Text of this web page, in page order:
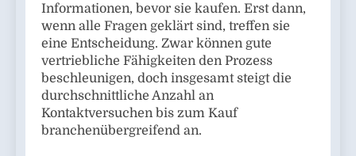
Informationen, bevor sie kaufen. Erst dann,
wenn alle Fragen geklärt sind, treffen sie
eine Entscheidung. Zwar können gute
vertriebliche Fähigkeiten den Prozess
beschleunigen, doch insgesamt steigt die
durchschnittliche Anzahl an
Kontaktversuchen bis zum Kauf
branchenübergreifend an.